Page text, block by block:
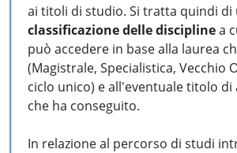
ai titoli di studio. Si tratta quindi di
classificazione delle disciplinea
può accedere in base alla laurea
(Magistrale, Specialistica, Vecchio
ciclo unico) e all'eventuale titolo di
che ha conseguito.
In relazione al percorso di studi